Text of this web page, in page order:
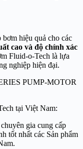
bơm hiệu quả cho các
cao và độ chính xác
Fluid-o-Tech là lựa
nghiệp hiện đại.
tại Việt Nam:
gia cung cấp
tốt nhất các Sản phẩm